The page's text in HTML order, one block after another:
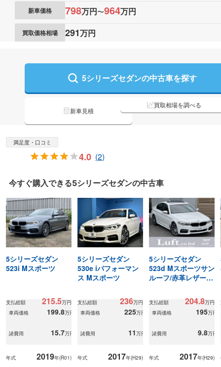
新車価格 798万円〜964万円
買取価格相場 291万円
5シリーズセダンの中古車を探す
新車見積
買取相場を調べる
満足度・口コミ
4.0 (2)
今すぐ購入できる5シリーズセダンの中古車
5シリーズセダン
523i Mスポーツ
支払総額 215.5万円
車両価格
199.8万円
諸費用 15.7万円
年式 2019年(R01)
5シリーズセダン
530e iパフォーマン
ス Mスポーツ
支払総額 236万円
車両価格
225万円
諸費用 11万円
年式 2017年(H29)
5シリーズセダン
523d Mスポーツサン
ルーフ/赤革レザーシ
支払総額 204.8万円
車両価格
195万円
諸費用 9.8万円
年式 2017年(H29)